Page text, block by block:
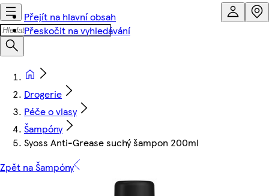
Přejít na hlavní obsah
Přeskočit na vyhledávání
Drogerie
Péče o vlasy
Šampóny
Syoss Anti-Grease suchý šampon 200ml
Zpět na Šampóny